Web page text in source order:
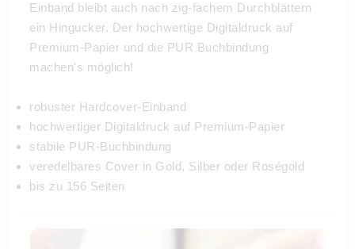
Einband bleibt auch nach zig-fachem Durchblättern
ein Hingucker. Der hochwertige Digitaldruck auf
Premium-Papier und die PUR Buchbindung
machen's möglich!
robuster Hardcover-Einband
hochwertiger Digitaldruck auf Premium-Papier
stabile PUR-Buchbindung
veredelbares Cover in Gold, Silber oder Roségold
bis zu 156 Seiten